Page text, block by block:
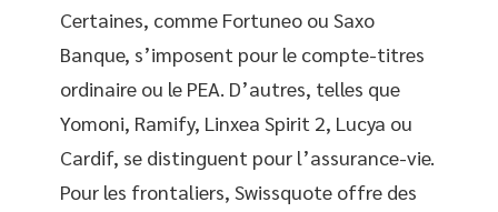
Certaines, comme Fortuneo ou Saxo
Banque, s’imposent pour le compte-titres
ordinaire ou le PEA. D’autres, telles que
Yomoni, Ramify, Linxea Spirit 2, Lucya ou
Cardif, se distinguent pour l’assurance-vie.
Pour les frontaliers, Swissquote offre des